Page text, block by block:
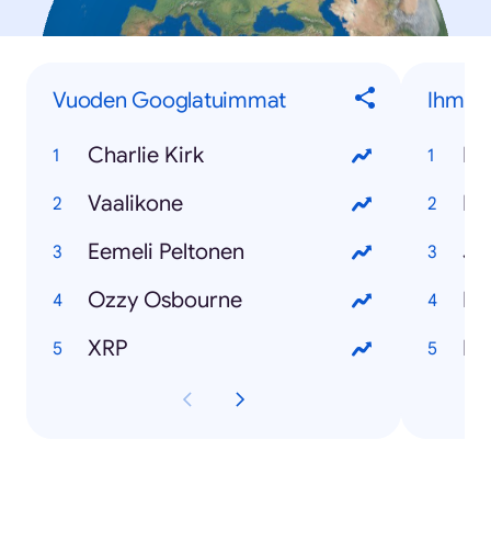
Vuoden Googlatuimmat
Charlie Kirk
Vaalikone
Eemeli Peltonen
Ozzy Osbourne
XRP